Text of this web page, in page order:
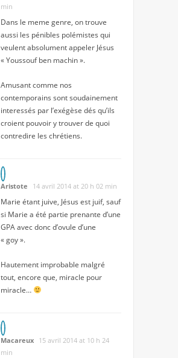
min
Dans le meme genre, on trouve
aussi les pénibles polémistes qui
veulent absolument appeler Jésus
« Youssouf ben machin ».
Amusant comme nos
contemporains sont soudainement
interessés par l’exégèse dés qu’ils
croient pouvoir y trouver de quoi
contredire les chrétiens.
Aristote 14 avril 2014 at 20 h 02 min
Marie étant juive, Jésus est juif, sauf
si Marie a été partie prenante d’une
GPA avec donc d’ovule d’une
« goy ».
Hautement improbable malgré
tout, encore que, miracle pour
miracle…
Macareux 15 avril 2014 at 10 h 24
min